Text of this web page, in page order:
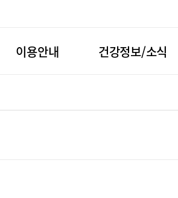
이용안내 건강정보/소식